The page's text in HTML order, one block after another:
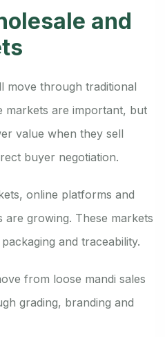
and
move through traditional
markets are important, but
value when they sell
buyer negotiation.
online platforms and
growing. These markets
and traceability.
from loose mandi sales
grading, branding and